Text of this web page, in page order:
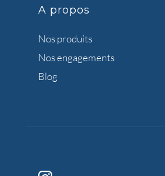
A propos
Nos produits
Nos engagements
Blog